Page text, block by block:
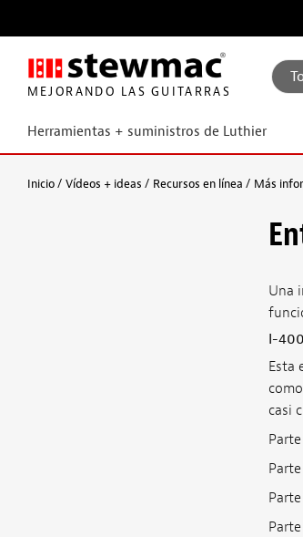
MEJORANDO LAS GUITARRAS
Herramientas + suministros de Luthier
Inicio Vídeos + ideas Recursos en línea Más
Una
I-
Esta
casi